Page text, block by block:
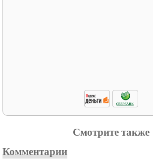
Смотрите также
Комментарии